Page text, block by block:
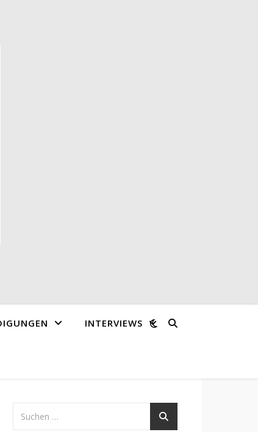
INTERVIEWS